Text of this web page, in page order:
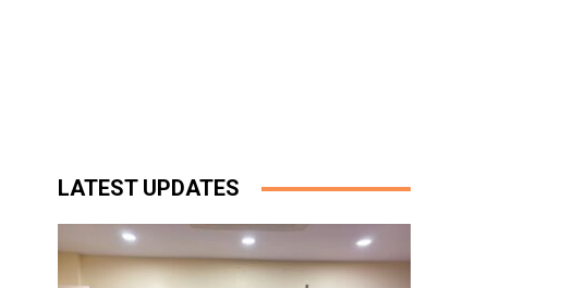
LATEST UPDATES